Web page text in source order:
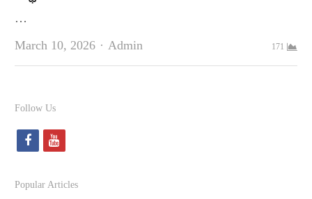
…
March 10, 2026
Author
Admin 171
Follow Us
f
c
y
u
Popular Articles